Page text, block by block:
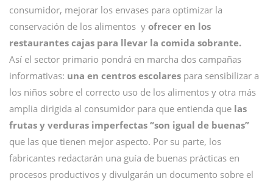
consumidor, mejorar los envases para optimizar la
conservación de los alimentos y ofrecer en los
restaurantes cajas para llevar la comida sobrante.
Así el sector primario pondrá en marcha dos campañas
informativas: una en centros escolares para sensibilizar a
los niños sobre el correcto uso de los alimentos y otra más
amplia dirigida al consumidor para que entienda que las
frutas y verduras imperfectas “son igual de buenas”
que las que tienen mejor aspecto. Por su parte, los
fabricantes redactarán una guía de buenas prácticas en
procesos productivos y divulgarán un documento sobre el